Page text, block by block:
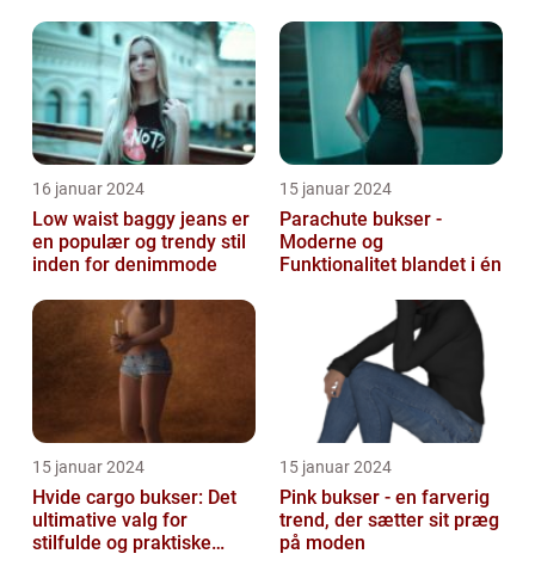
wor...
16 januar 2024
Low waist baggy jeans er
en populær og trendy stil
inden for denimmode
15 januar 2024
Parachute bukser -
Moderne og
Funktionalitet blandet i én
15 januar 2024
Hvide cargo bukser: Det
ultimative valg for
stilfulde og praktiske
15 januar 2024
Pink bukser - en farverig
trend, der sætter sit præg
på moden